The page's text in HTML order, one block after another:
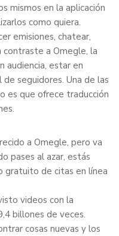
mismos en la aplicación
como quiera.
emisiones, chatear,
contraste a Omegle, la
audiencia, estar en
seguidores. Una de las
es que ofrece traducción
a Omegle, pero va
pases al azar, estás
gratuito de citas en línea
videos con la
billones de veces.
cosas nuevas y los